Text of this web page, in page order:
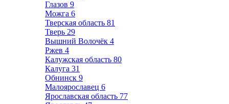
Глазов 9
Можга 6
Тверская область 81
Тверь 29
Вышний Волочёк 4
Ржев 4
Калужская область 80
Калуга 31
Обнинск 9
Малоярославец 6
Ярославская область 77